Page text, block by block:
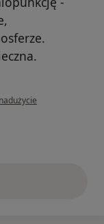
użytkownika Maja